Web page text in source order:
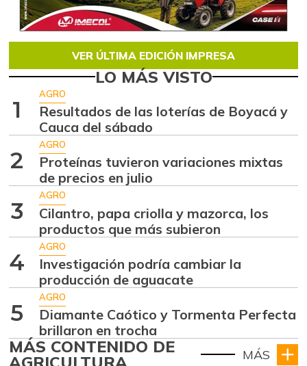
VER ÚLTIMA EDICIÓN IMPRESA
LO MÁS VISTO
1
AGRO
Resultados de las loterías de Boyacá y
Cauca del sábado
2
AGRO
Proteínas tuvieron variaciones mixtas
de precios en julio
3
AGRO
Cilantro, papa criolla y mazorca, los
productos que más subieron
4
AGRO
Investigación podría cambiar la
producción de aguacate
5
AGRO
Diamante Caótico y Tormenta Perfecta
brillaron en trocha
MÁS CONTENIDO DE MÁS